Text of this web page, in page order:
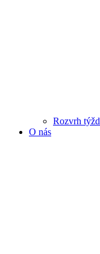
Rozvrh
O nás